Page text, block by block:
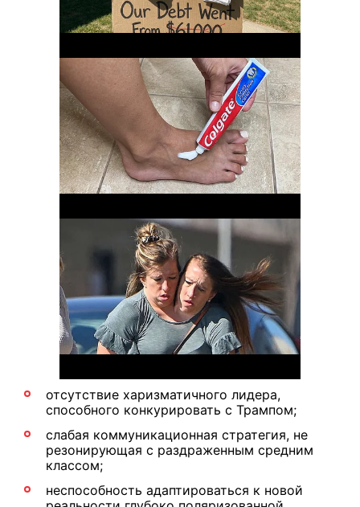
отсутствие харизматичного лидера,
способного конкурировать с Трампом;
слабая коммуникационная стратегия, не
резонирующая с раздраженным средним
классом;
неспособность адаптироваться к новой